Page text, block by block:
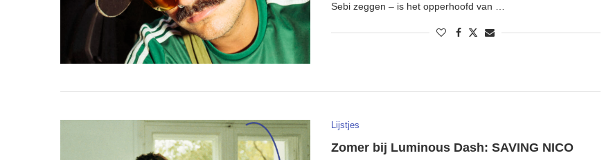
Sebi zeggen – is het opperhoofd van …
Lijstjes
Zomer bij Luminous Dash: SAVING NICO